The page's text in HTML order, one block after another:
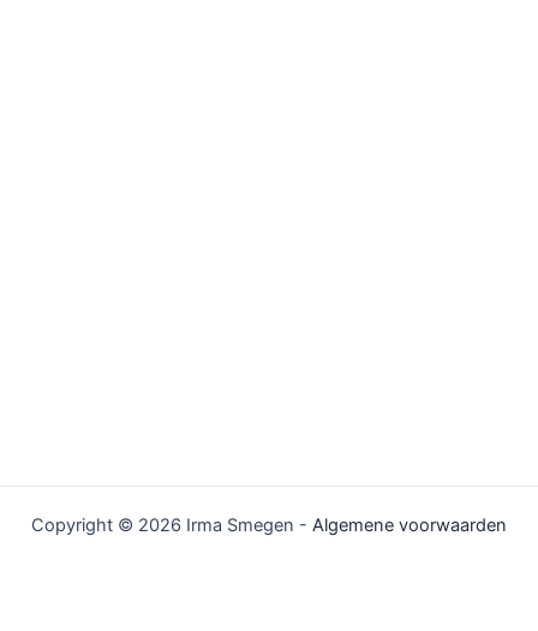
Copyright © 2026 Irma Smegen - Algemene voorwaarden